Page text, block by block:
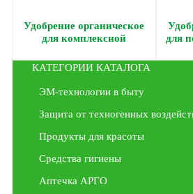
Удобрение органическое
для комплексной
«Слокс-эко», 500 мл
для
КАТЕГОРИИ КАТАЛОГА
ЭМ-технологии в быту
Защита от техногенных
Продукты для красоты
Средства гигиены
Аптечка АРГО